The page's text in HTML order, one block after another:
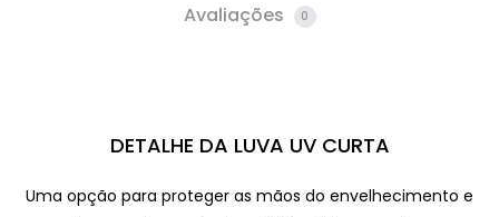
Avaliações 0
DETALHE DA LUVA UV CURTA
Uma opção para proteger as mãos do envelhecimento e